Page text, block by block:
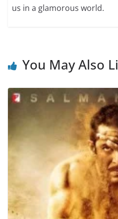
us in a glamorous world.
You May Also